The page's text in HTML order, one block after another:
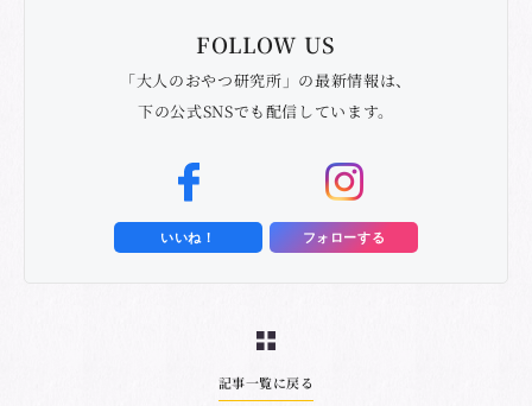
FOLLOW US
「大人のおやつ研究所」の最新情報は、
下の公式SNSでも配信しています。
いいね！ フォローする
記事一覧に戻る